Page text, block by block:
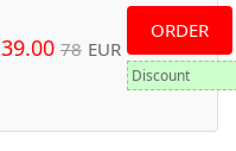
39.00 78 EUR
ORDER
Discount